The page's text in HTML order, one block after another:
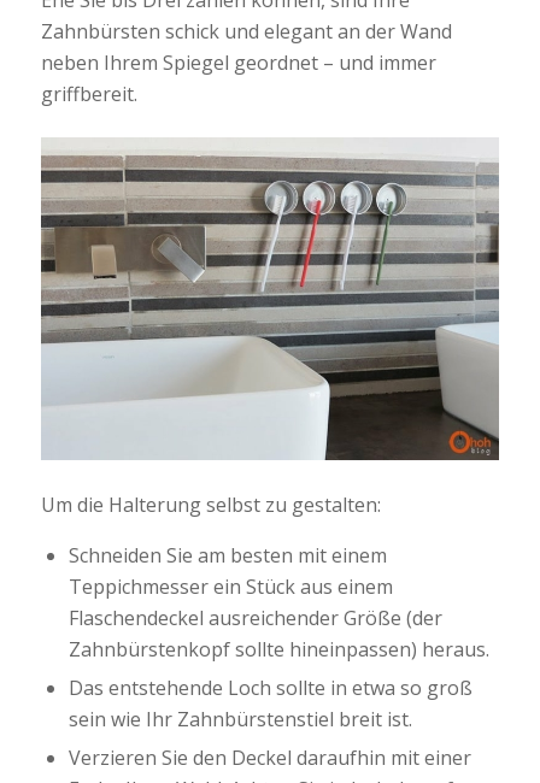
Zahnbürsten schick und elegant an der Wand
neben Ihrem Spiegel geordnet – und immer
griffbereit.
Um die Halterung selbst zu gestalten:
Schneiden Sie am besten mit einem
Teppichmesser ein Stück aus einem
Flaschendeckel ausreichender Größe (der
Zahnbürstenkopf sollte hineinpassen) heraus.
Das entstehende Loch sollte in etwa so groß
sein wie Ihr Zahnbürstenstiel breit ist.
Verzieren Sie den Deckel daraufhin mit einer